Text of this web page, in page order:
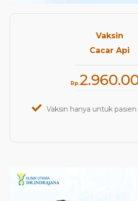
Vaksin
Cacar Api
Rp.
Vaksin hanya untuk